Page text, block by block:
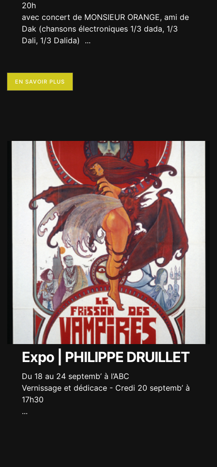
20h
avec concert de MONSIEUR ORANGE, ami de
Dak (chansons électroniques 1/3 dada, 1/3
Dali, 1/3 Dalida) ...
EN SAVOIR PLUS
Expo | PHILIPPE DRUILLET
Du 18 au 24 septemb’ à l’ABC
Vernissage et dédicace - Credi 20 septemb’ à
17h30
...